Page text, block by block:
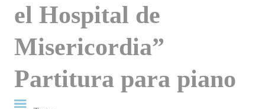
el Hospital de
Misericordia”
Partitura para piano